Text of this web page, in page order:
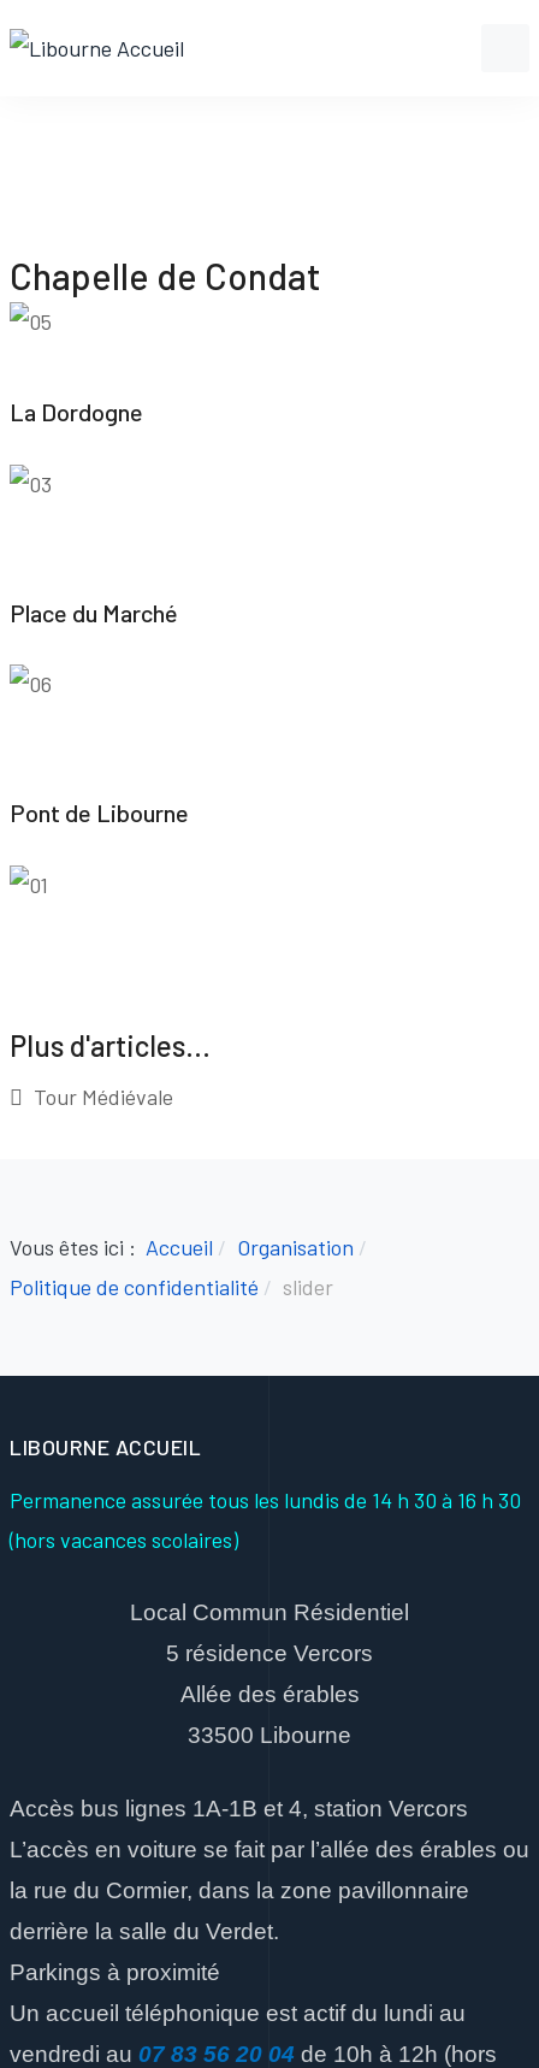
Chapelle de Condat
La Dordogne
Place du Marché
Pont de Libourne
Plus d'articles...
Tour Médiévale
Vous êtes ici : Accueil
Organisation
Politique de confidentialité
slider
LIBOURNE ACCUEIL
Permanence assurée tous les lundis de 14 h 30 à 16 h 30
(hors vacances scolaires)
Local Commun Résidentiel
5 résidence Vercors
Allée des érables
33500 Libourne
Accès bus lignes 1A-1B et 4, station Vercors
L’accès en voiture se fait par l’allée des érables ou
la rue du Cormier, dans la zone pavillonnaire
derrière la salle du Verdet.
Parkings à proximité
Un accueil téléphonique est actif du lundi au
vendredi au 07 83 56 20 04 de 10h à 12h (hors